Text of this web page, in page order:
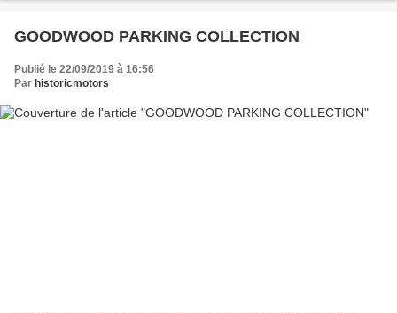
GOODWOOD PARKING COLLECTION
Publié le 22/09/2019 à 16:56
Par historicmotors